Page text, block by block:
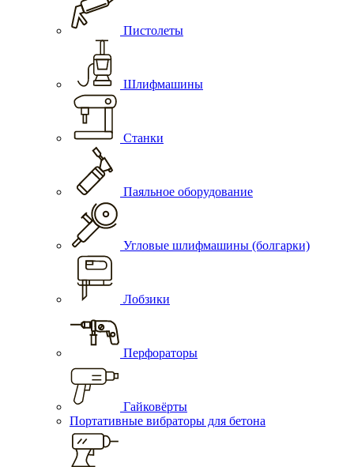
Пистолеты
Шлифмашины
Станки
Паяльное оборудование
Угловые шлифмашины (болгарки)
Лобзики
Перфораторы
Гайковёрты
Портативные вибраторы для бетона